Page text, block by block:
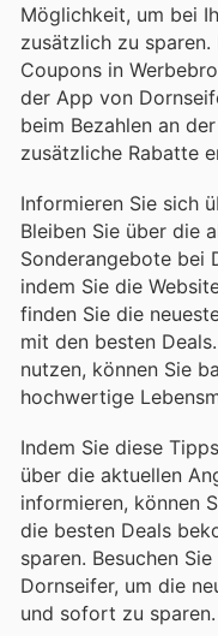
Möglichkeit, um bei
zusätzlich zu sparen.
Coupons in
der App von
beim Bezahlen an
zusätzliche Rabatte
Informieren Sie sich
Bleiben Sie über die
Sonderangebote bei
indem Sie die
finden Sie die
mit den besten
nutzen, können Sie
hochwertige
Indem Sie diese
über die aktuellen
informieren, können
die besten Deals
sparen. Besuchen
Dornseifer, um die
und sofort zu sparen.